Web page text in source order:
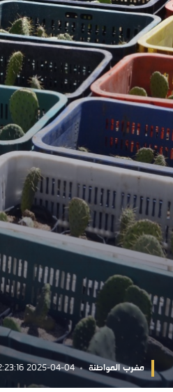
مغرب المواطنة 2025-04-04 12:23:16